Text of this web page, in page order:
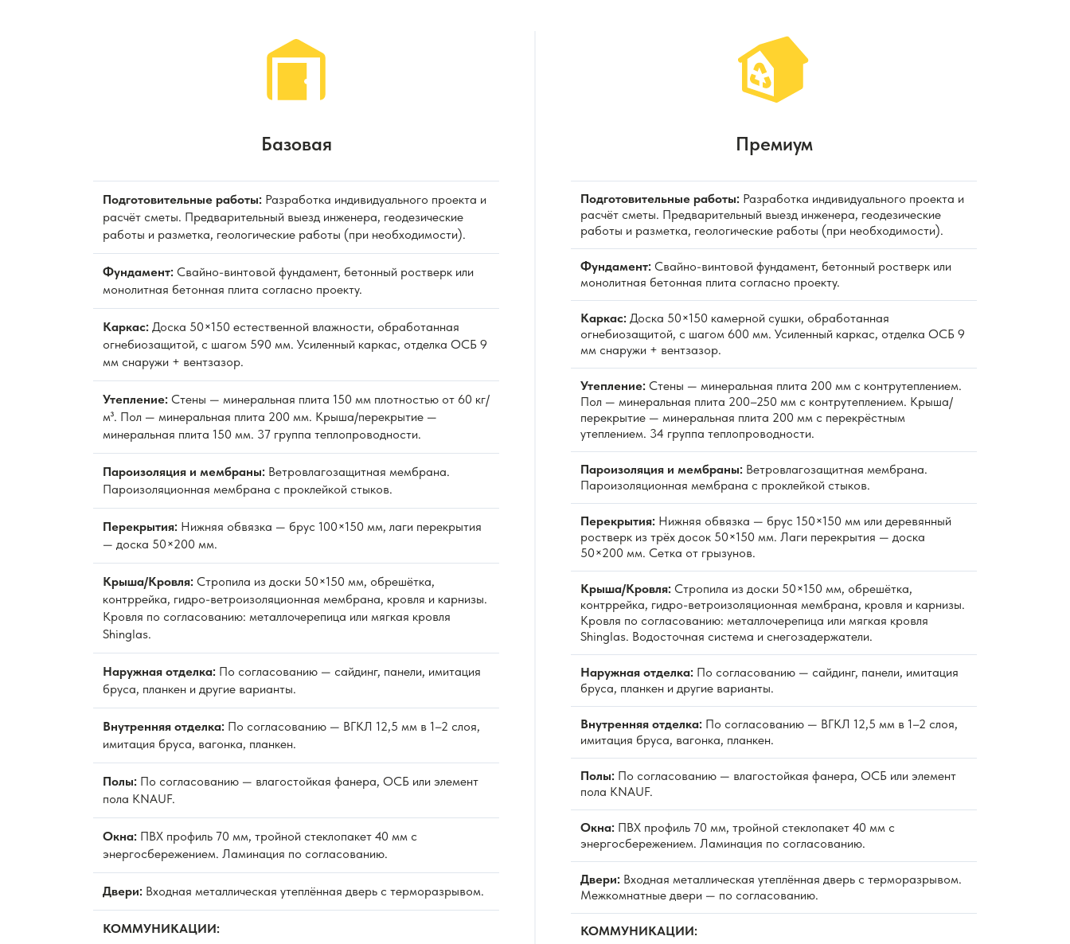
Базовая
Подготовительные работы: Разработка индивидуального проекта и
расчёт сметы. Предварительный выезд инженера, геодезические
работы и разметка, геологические работы (при необходимости).
Фундамент: Свайно-винтовой фундамент, бетонный ростверк или
монолитная бетонная плита согласно проекту.
Каркас: Доска 50×150 естественной влажности, обработанная
огнебиозащитой, с шагом 590 мм. Усиленный каркас, отделка ОСБ 9
мм снаружи + вентзазор.
Утепление: Стены — минеральная плита 150 мм плотностью от 60 кг/
м³. Пол — минеральная плита 200 мм. Крыша/перекрытие —
минеральная плита 150 мм. 37 группа теплопроводности.
Пароизоляция и мембраны: Ветровлагозащитная мембрана.
Пароизоляционная мембрана с проклейкой стыков.
Перекрытия: Нижняя обвязка — брус 100×150 мм, лаги перекрытия
— доска 50×200 мм.
Крыша/Кровля: Стропила из доски 50×150 мм, обрешётка,
контррейка, гидро-ветроизоляционная мембрана, кровля и карнизы.
Кровля по согласованию: металлочерепица или мягкая кровля
Shinglas.
Наружная отделка: По согласованию — сайдинг, панели, имитация
бруса, планкен и другие варианты.
Внутренняя отделка: По согласованию — ВГКЛ 12,5 мм в 1–2 слоя,
имитация бруса, вагонка, планкен.
Полы: По согласованию — влагостойкая фанера, ОСБ или элемент
пола KNAUF.
Окна: ПВХ профиль 70 мм, тройной стеклопакет 40 мм с
энергосбережением. Ламинация по согласованию.
Двери: Входная металлическая утеплённая дверь с терморазрывом.
КОММУНИКАЦИИ:
Премиум
Подготовительные работы: Разработка индивидуального проекта и
расчёт сметы. Предварительный выезд инженера, геодезические
работы и разметка, геологические работы (при необходимости).
Фундамент: Свайно-винтовой фундамент, бетонный ростверк или
монолитная бетонная плита согласно проекту.
Каркас: Доска 50×150 камерной сушки, обработанная
огнебиозащитой, с шагом 600 мм. Усиленный каркас, отделка ОСБ 9
мм снаружи + вентзазор.
Утепление: Стены — минеральная плита 200 мм с контрутеплением.
Пол — минеральная плита 200–250 мм с контрутеплением. Крыша/
перекрытие — минеральная плита 200 мм с перекрёстным
утеплением. 34 группа теплопроводности.
Пароизоляция и мембраны: Ветровлагозащитная мембрана.
Пароизоляционная мембрана с проклейкой стыков.
Перекрытия: Нижняя обвязка — брус 150×150 мм или деревянный
ростверк из трёх досок 50×150 мм. Лаги перекрытия — доска
50×200 мм. Сетка от грызунов.
Крыша/Кровля: Стропила из доски 50×150 мм, обрешётка,
контррейка, гидро-ветроизоляционная мембрана, кровля и карнизы.
Кровля по согласованию: металлочерепица или мягкая кровля
Shinglas. Водосточная система и снегозадержатели.
Наружная отделка: По согласованию — сайдинг, панели, имитация
бруса, планкен и другие варианты.
Внутренняя отделка: По согласованию — ВГКЛ 12,5 мм в 1–2 слоя,
имитация бруса, вагонка, планкен.
Полы: По согласованию — влагостойкая фанера, ОСБ или элемент
пола KNAUF.
Окна: ПВХ профиль 70 мм, тройной стеклопакет 40 мм с
энергосбережением. Ламинация по согласованию.
Двери: Входная металлическая утеплённая дверь с терморазрывом.
Межкомнатные двери — по согласованию.
КОММУНИКАЦИИ: